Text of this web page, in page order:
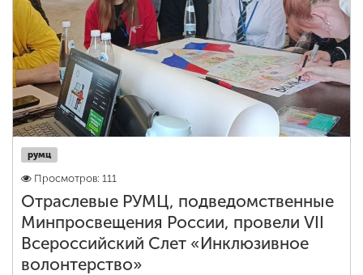
румц
Просмотров: 111
Отраслевые РУМЦ, подведомственные
Минпросвещения России, провели VII
Всероссийский Слет «Инклюзивное
волонтерство»